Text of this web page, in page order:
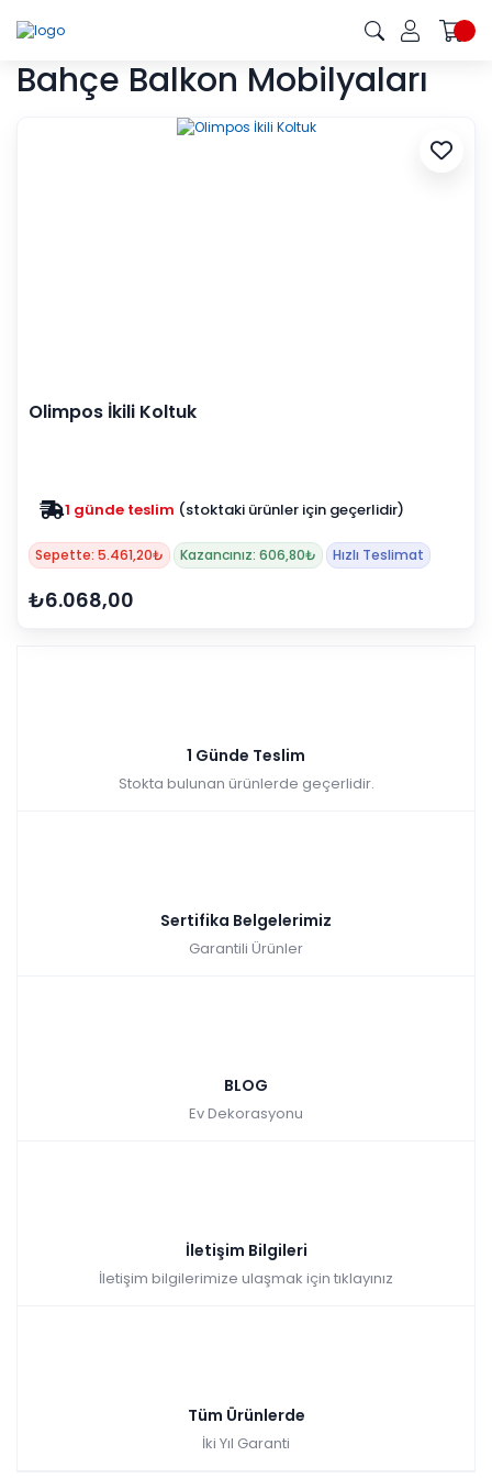
Bahçe Balkon Mobilyaları
Olimpos İkili Koltuk
1 günde teslim (stoktaki ürünler için geçerlidir)
Sepette: 5.461,20₺ Kazancınız: 606,80₺ Hızlı Teslimat
₺6.068,00
1 Günde Teslim
Stokta bulunan ürünlerde geçerlidir.
Sertifika Belgelerimiz
Garantili Ürünler
BLOG
Ev Dekorasyonu
İletişim Bilgileri
İletişim bilgilerimize ulaşmak için tıklayınız
Tüm Ürünlerde
İki Yıl Garanti